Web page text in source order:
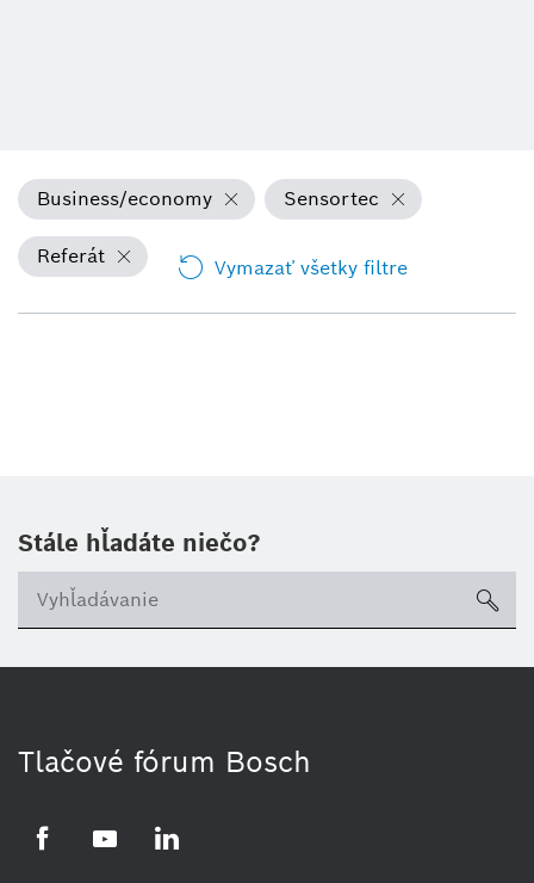
Business/economy Sensortec
Referát Vymazať všetky filtre
Stále hľadáte niečo?
Tlačové fórum Bosch